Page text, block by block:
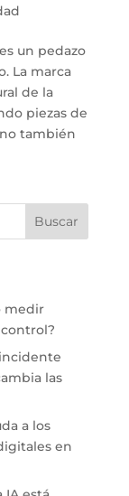
un pedazo
La marca
de la
piezas de
también
Buscar
medir
las
a los
en